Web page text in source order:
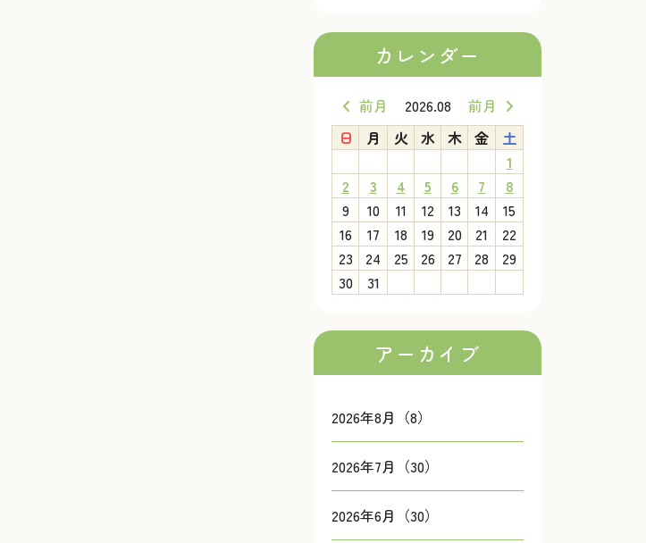
カレンダー
前月 2026.08
前月
日
月 火 水 木 金
土
1
2
3 4 5 6 7
8
9
10 11 12 13 14
15
16
17 18 19 20 21
22
23
24 25 26 27 28
29
30
31
アーカイブ
2026年8月（8）
2026年7月（30）
2026年6月（30）